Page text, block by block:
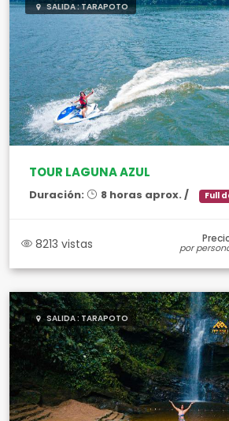
SALIDA : TARAPOTO
TOUR LAGUNA AZUL
Duración: 8 horas aprox. / Full
8213 vistas por
SALIDA : TARAPOTO